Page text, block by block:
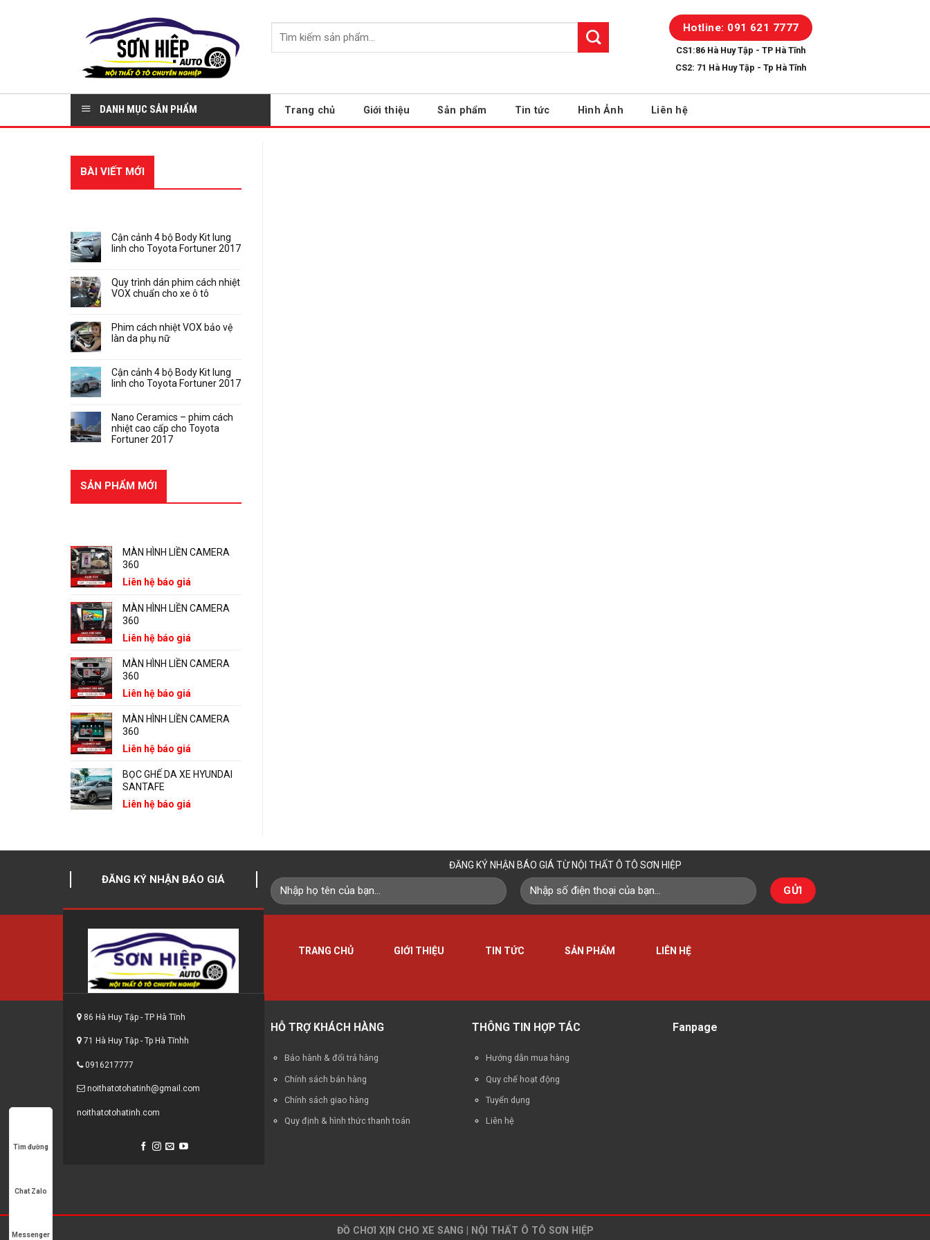
Tìm
Hotline: 091 621 7777
CS1:86 Hà Huy Tập - TP Hà Tĩnh
CS2: 71 Hà Huy Tập - Tp Hà Tĩnh
DANH MỤC SẢN PHẨM Trang chủ Giới thiệu Sản phẩm Tin tức Hình Ảnh Liên hệ
BÀI VIẾT MỚI
Cận cảnh 4 bộ Body Kit lung
linh cho Toyota Fortuner 2017
Quy trình dán phim cách nhiệt
VOX chuẩn cho xe ô tô
Phim cách nhiệt VOX bảo vệ
làn da phụ nữ
Cận cảnh 4 bộ Body Kit lung
linh cho Toyota Fortuner 2017
Nano Ceramics – phim cách
nhiệt cao cấp cho Toyota
Fortuner 2017
SẢN PHẨM MỚI
MÀN HÌNH LIỀN CAMERA
360
Liên hệ báo giá
MÀN HÌNH LIỀN CAMERA
360
Liên hệ báo giá
MÀN HÌNH LIỀN CAMERA
360
Liên hệ báo giá
MÀN HÌNH LIỀN CAMERA
360
Liên hệ báo giá
BỌC GHẾ DA XE HYUNDAI
SANTAFE
Liên hệ báo giá
ĐĂNG KÝ NHẬN BÁO GIÁ
ĐĂNG KÝ NHẬN BÁO GIÁ TỪ NỘI THẤT Ô TÔ SƠN HIỆP
TRANG CHỦ GIỚI THIỆU TIN TỨC SẢN PHẨM LIÊN HỆ
86 Hà Huy Tập - TP Hà Tĩnh
71 Hà Huy Tập - Tp Hà Tĩnhh
0916217777
noithatotohatinh@gmail.com
noithatotohatinh.com
HỖ TRỢ KHÁCH HÀNG
Bảo hành & đổi trả hàng
Chính sách bán hàng
Chính sách giao hàng
Quy định & hình thức thanh toán
THÔNG TIN HỢP TÁC
Hướng dẫn mua hàng
Quy chế hoạt động
Tuyển dụng
Liên hệ
Fanpage
ĐỒ CHƠI XỊN CHO XE SANG | NỘI THẤT Ô TÔ SƠN HIỆP
Tìm đường
Chat Zalo
Messenger